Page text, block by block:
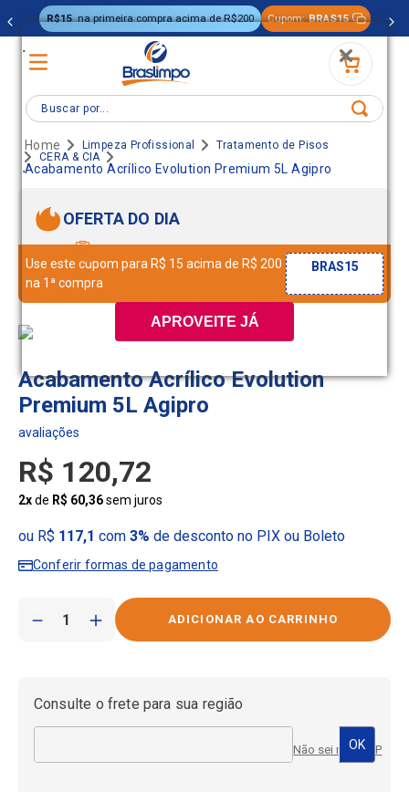
.
.
APROVEITE JÁ
R$15 na primeira compra acima de R$200 Cupom: BRAS15
Buscar por...
Limpeza Profissional
Tratamento de Pisos
CERA & CIA
Acabamento Acrílico Evolution Premium 5L Agipro
OFERTA DO DIA
Use este cupom para R$ 15 acima de R$ 200
na 1ª compra
BRAS15
Acabamento Acrílico Evolution
Premium 5L Agipro
R$ 120,72
2xde R$ 60,36sem juros
ou R$ 117,1 com 3% de desconto no PIX ou Boleto
Conferir formas de pagamento
＋
－
Consulte o frete para sua região
Não sei meu CEP